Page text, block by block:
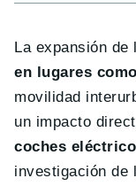
La expansión de
en lugares
movilidad
un impacto
coches
investigación de